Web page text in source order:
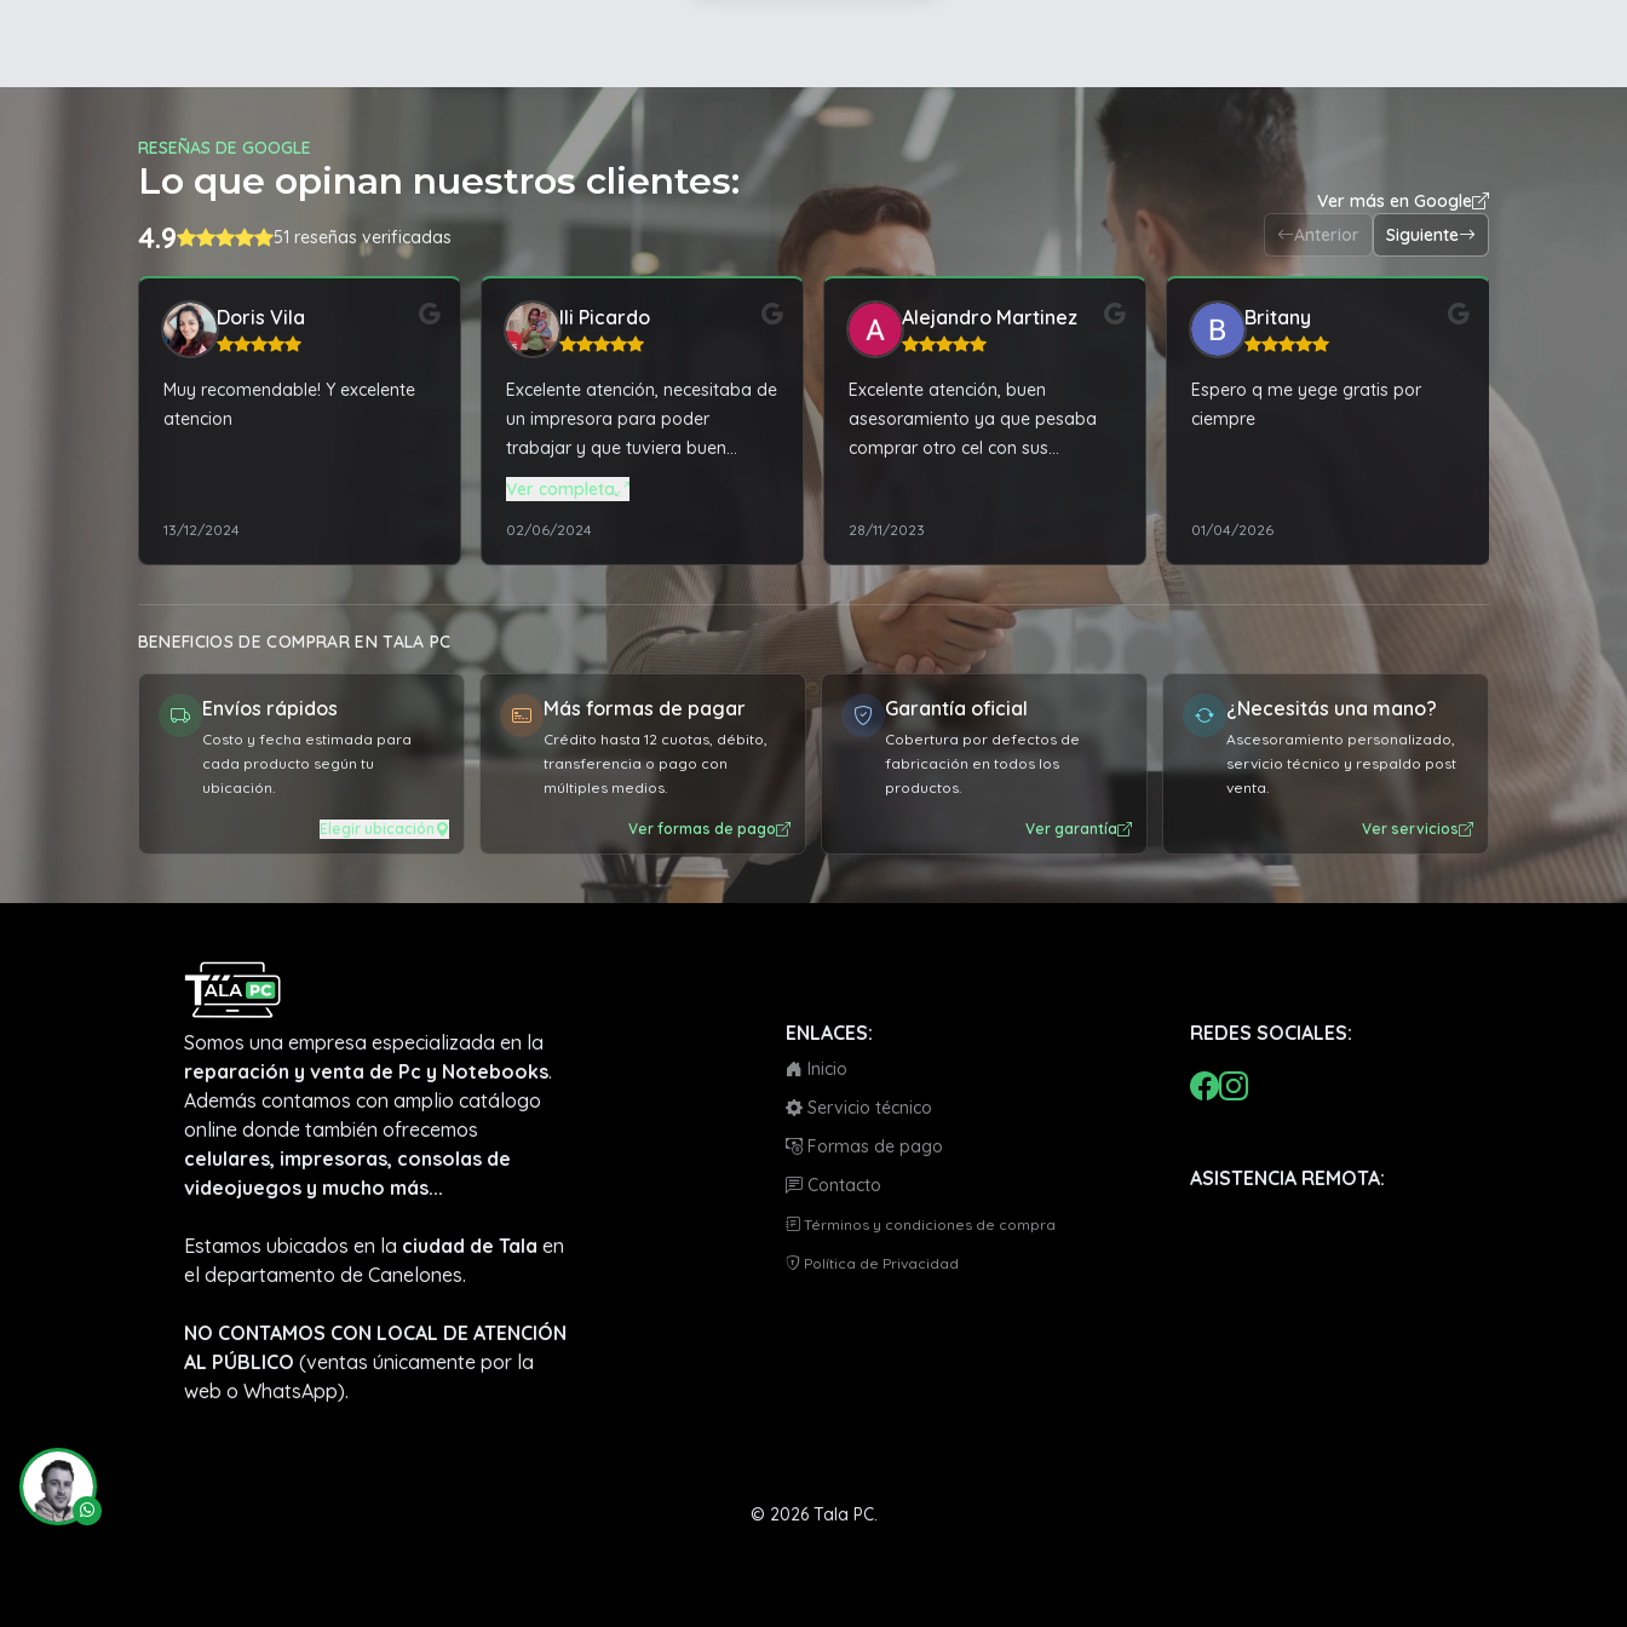
RESEÑAS DE GOOGLE
Lo que opinan nuestros clientes:
4.9 51 reseñas verificadas
Ver más en Google
Anterior
Siguiente
Doris Vila
Muy recomendable! Y excelente
atencion
13/12/2024
Ili Picardo
Excelente atención, necesitaba de
un impresora para poder
trabajar y que tuviera buen
funcionamiento, Tala PC me dio
la mejor solución a un precio
super accesible. Además de
solucionarme todos los
problemas técnico de mi
computadora que ya tiene varios
años, super recomendable el
servicio.
Ver completa
02/06/2024
Alejandro Martinez
Excelente atención, buen
asesoramiento ya que pesaba
comprar otro cel con sus
cuanto al producto superó mis
expectativas.
28/11/2023
Britany
Espero q me yege gratis por
ciempre
01/04/2026
relación
atención
12/01/2024
BENEFICIOS DE COMPRAR EN TALA PC
Envíos rápidos
Costo y fecha estimada para
cada producto según tu
ubicación.
Elegir ubicación
Más formas de pagar
Crédito hasta 12 cuotas, débito,
transferencia o pago con
múltiples medios.
Ver formas de pago
Garantía oficial
Cobertura por defectos de
fabricación en todos los
productos.
Ver garantía
¿Necesitás una mano?
Ascesoramiento personalizado,
servicio técnico y respaldo post
venta.
Ver servicios
Somos una empresa especializada en la
reparación y venta de Pc y Notebooks.
Además contamos con amplio catálogo
online donde también ofrecemos
celulares, impresoras, consolas de
videojuegos y mucho más...
Estamos ubicados en la ciudad de Tala en
el departamento de Canelones.
NO CONTAMOS CON LOCAL DE ATENCIÓN
AL PÚBLICO (ventas únicamente por la
web o WhatsApp).
ENLACES:
Inicio
Servicio técnico
Formas de pago
Contacto
Términos y condiciones de compra
Política de Privacidad
REDES SOCIALES:
ASISTENCIA REMOTA:
© 2026 Tala PC.